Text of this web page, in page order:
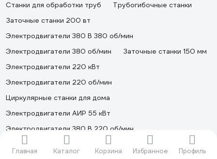
Главная Каталог Корзина Избранное Профиль
Станки для обработки труб
Трубогибочные станки
Заточные станки 200 вт
Электродвигатели 380 В 380 об/мин
Электродвигатели 380 об/мин
Заточные станки 150 мм
Электродвигатели 220 кВт
Электродвигатели 220 об/мин
Циркулярные станки для дома
Электродвигатели АИР 55 кВт
Электродвигатели 380 В 220 об/мин
Электродвигатели 380 В IP55